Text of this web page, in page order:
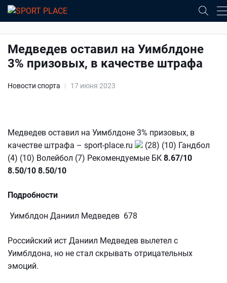
Медведев оставил на Уимблдоне
3% призовых, в качестве штрафа
Новости спорта 17 июня 2023
Медведев оставил на Уимблдоне 3% призовых, в
качестве штрафа – sport-place.ru
(28) (10) Гандбол
(4) (10) Волейбол (7) Рекомендуемые БК 8.67/10
8.50/10 8.50/10
Подробности
Уимблдон Даниил Медведев 678
Российский ист Даниил Медведев вылетел с
Уимблдона, но не стал скрывать отрицательных
эмоций.